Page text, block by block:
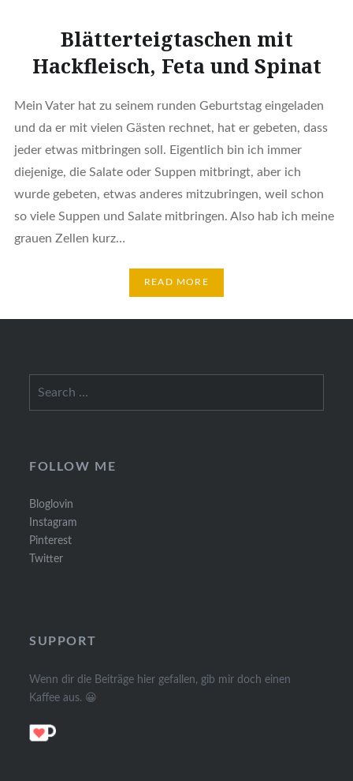
Blätterteigtaschen mit
Hackfleisch, Feta und Spinat
Mein Vater hat zu seinem runden Geburtstag eingeladen
und da er mit vielen Gästen rechnet, hat er gebeten, dass
jeder etwas mitbringen soll. Eigentlich bin ich immer
diejenige, die Salate oder Suppen mitbringt, aber ich
wurde gebeten, etwas anderes mitzubringen, weil schon
so viele Suppen und Salate mitbringen. Also hab ich meine
grauen Zellen kurz…
READ MORE
FOLLOW ME
Bloglovin
Instagram
Pinterest
Twitter
SUPPORT
Wenn dir die Beiträge hier gefallen, gib mir doch einen
Kaffee aus. 😀